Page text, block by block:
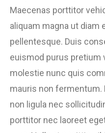
Maecenas porttitor
aliquam magna ut
pellentesque. Duis
euismod purus pretium
molestie nunc quis
mauris non
non ligula nec
porttitor nec laoreet